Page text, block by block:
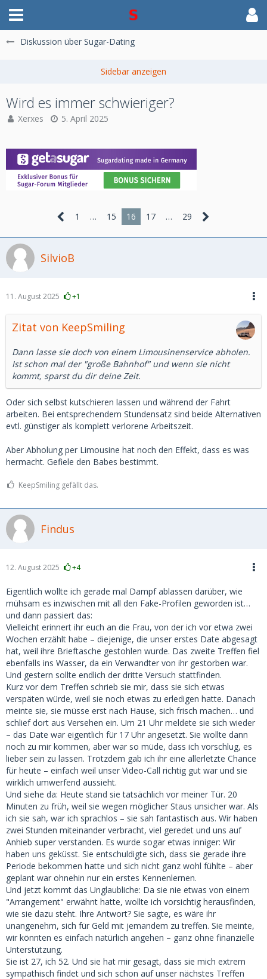
Diskussion über Sugar-Dating
Wird es immer schwieriger?
Xerxes 5. April 2025
1 … 15 16 17 … 29
SilvioB
11. August 2025 +1
Zitat von KeepSmiling
Dann lasse sie doch von einem Limousinenservice abholen.
Ist schon mal der "große Bahnhof" und wenn sie nicht
kommt, sparst du dir deine Zeit.
Oder sich selbst kutschieren lassen und während der Fahrt
arbeiten. Bei entsprechendem Stundensatz sind beide Alternativen
evtl. günstiger als komplett verlorene Arbeitszeit.
Aber Abholung per Limousine hat noch den Effekt, dass es was
hermacht. Gefiele den Babes bestimmt.
KeepSmiling gefällt das.
Findus
12. August 2025 +4
Eigentlich wollte ich gerade mal Dampf ablassen darüber, wie
mühsam es inzwischen mit all den Fake-Profilen geworden ist…
und dann passiert das:
Vielleicht erinnert ihr euch an die Frau, von der ich vor etwa zwei
Wochen erzählt habe – diejenige, die unser erstes Date abgesagt
hat, weil ihre Brieftasche gestohlen wurde. Das zweite Treffen fiel
ebenfalls ins Wasser, da ein Verwandter von ihr gestorben war.
Und gestern sollte endlich der dritte Versuch stattfinden.
Kurz vor dem Treffen schrieb sie mir, dass sie sich etwas
verspäten würde, weil sie noch etwas zu erledigen hatte. Danach
meinte sie, sie müsse erst nach Hause, sich frisch machen… und
schlief dort aus Versehen ein. Um 21 Uhr meldete sie sich wieder
– das Date war eigentlich für 17 Uhr angesetzt. Sie wollte dann
noch zu mir kommen, aber war so müde, dass ich vorschlug, es
lieber sein zu lassen. Trotzdem gab ich ihr eine allerletzte Chance
für heute – einfach weil unser Video-Call richtig gut war und sie
wirklich umwerfend aussieht.
Und siehe da: Heute stand sie tatsächlich vor meiner Tür. 20
Minuten zu früh, weil sie wegen möglicher Staus unsicher war. Als
ich sie sah, war ich sprachlos – sie sah fantastisch aus. Wir haben
zwei Stunden miteinander verbracht, viel geredet und uns auf
Anhieb super verstanden. Es wurde sogar etwas inniger: Wir
haben uns geküsst. Sie entschuldigte sich, dass sie gerade ihre
Periode bekommen hatte und sich nicht ganz wohl fühlte – aber
geplant war ohnehin nur ein erstes Kennenlernen.
Und jetzt kommt das Unglaubliche: Da sie nie etwas von einem
"Arrangement" erwähnt hatte, wollte ich vorsichtig herausfinden,
wie sie dazu steht. Ihre Antwort? Sie sagte, es wäre ihr
unangenehm, sich für Geld mit jemandem zu treffen. Sie meinte,
wir könnten es einfach natürlich angehen – ganz ohne finanzielle
Unterstützung.
Sie ist 27, ich 52. Und sie hat mir gesagt, dass sie mich extrem
sympathisch findet und sich schon auf unser nächstes Treffen